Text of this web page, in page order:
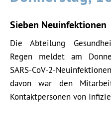
Sieben Neuinfektionen
Die Abteilung
Regen meldet am
SARS-CoV-2-
davon war den
Kontaktpersonen von